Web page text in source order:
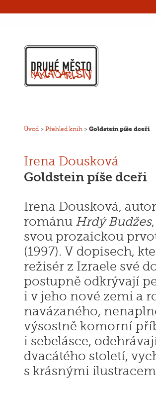
Úvod > Přehled knih > Goldstein píše dceři
Irena Dousková
Goldstein píše dceři
Irena Dousková,
románu Hrdý Budžes
svou prozaickou
(1997). V dopisech,
režisér z Izraele své
postupně odkrývají
i v jeho nové zemi a
navázaného,
výsostně komorní
i sebelásce,
dvacátého století,
s krásnými